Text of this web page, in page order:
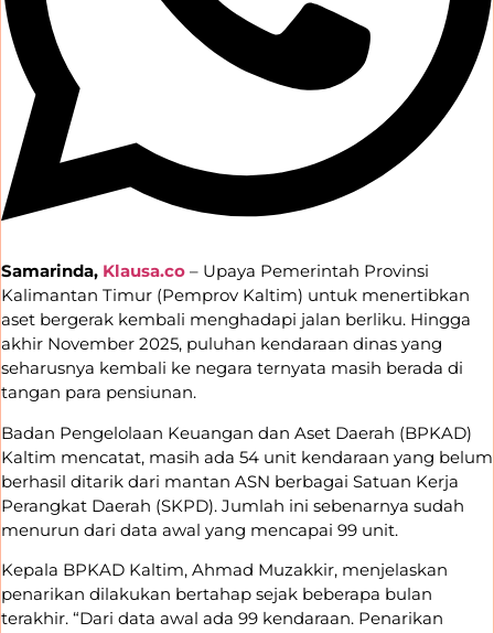
Samarinda, Klausa.co – Upaya Pemerintah Provinsi
Kalimantan Timur (Pemprov Kaltim) untuk menertibkan
aset bergerak kembali menghadapi jalan berliku. Hingga
akhir November 2025, puluhan kendaraan dinas yang
seharusnya kembali ke negara ternyata masih berada di
tangan para pensiunan.
Badan Pengelolaan Keuangan dan Aset Daerah (BPKAD)
Kaltim mencatat, masih ada 54 unit kendaraan yang belum
berhasil ditarik dari mantan ASN berbagai Satuan Kerja
Perangkat Daerah (SKPD). Jumlah ini sebenarnya sudah
menurun dari data awal yang mencapai 99 unit.
Kepala BPKAD Kaltim, Ahmad Muzakkir, menjelaskan
penarikan dilakukan bertahap sejak beberapa bulan
terakhir. “Dari data awal ada 99 kendaraan. Penarikan